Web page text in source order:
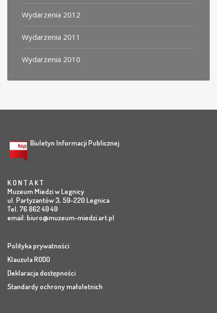
Wydarzenia 2012
Wydarzenia 2011
Wydarzenia 2010
Biuletyn Informacji Publicznej
K O N T A K T
Muzeum Miedzi w Legnicy
ul. Partyzantów 3, 59-220 Legnica
Tel. 76 862 49 49
email: biuro@muzeum-miedzi.art.pl
Polityka prywatności
Klauzula RODO
Deklaracja dostępności
Standardy ochrony małoletnich